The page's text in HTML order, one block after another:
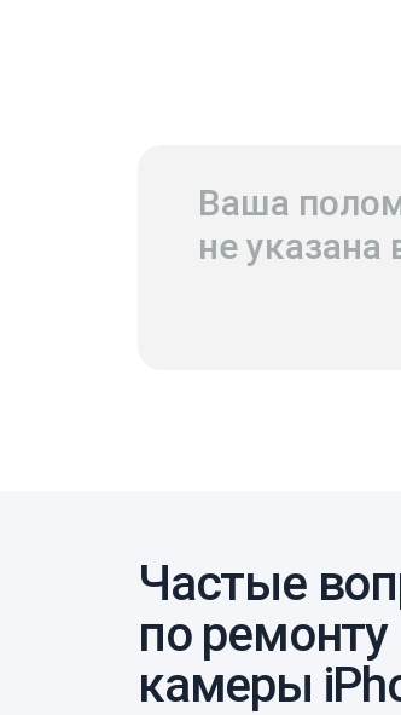
Ваша
не указана
Частые
по ремонту
камеры